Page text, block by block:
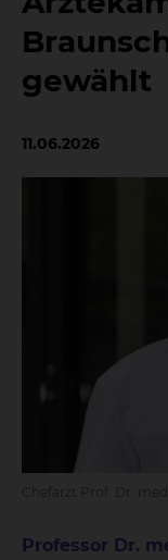
gewählt
11.06.2026
Professor Dr.